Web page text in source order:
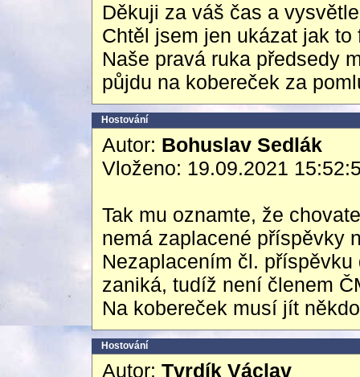
Děkuji za váš čas a
Chtěl jsem jen ukázat jak to
Naše pravá ruka předsedy
půjdu na kobereček za
Hostování
Autor: Bohuslav Sedlák
Vloženo: 19.09.2021
Tak mu oznamte, že
nemá zaplacené příspěvky
Nezaplacením čl.
zaniká, tudíž není členem
Na kobereček musí jít
Hostování
Autor: Tvrdík Václav